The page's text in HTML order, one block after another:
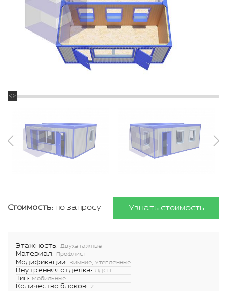
Стоимость: по запросу Узнать стоимость
Этажность: Двухэтажные
Материал: Профлист
Модификации: Зимние, Утепленные
Внутренняя отделка: ЛДСП
Тип: Мобильные
Количество блоков: 2